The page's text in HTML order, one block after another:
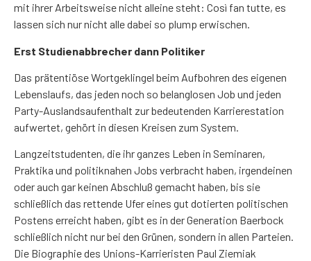
mit ihrer Arbeitsweise nicht alleine steht: Così fan tutte, es
lassen sich nur nicht alle dabei so plump erwischen.
Erst Studienabbrecher dann Politiker
Das prätentiöse Wortgeklingel beim Aufbohren des eigenen
Lebenslaufs, das jeden noch so belanglosen Job und jeden
Party-Auslandsaufenthalt zur bedeutenden Karrierestation
aufwertet, gehört in diesen Kreisen zum System.
Langzeitstudenten, die ihr ganzes Leben in Seminaren,
Praktika und politiknahen Jobs verbracht haben, irgendeinen
oder auch gar keinen Abschluß gemacht haben, bis sie
schließlich das rettende Ufer eines gut dotierten politischen
Postens erreicht haben, gibt es in der Generation Baerbock
schließlich nicht nur bei den Grünen, sondern in allen Parteien.
Die Biographie des Unions-Karrieristen Paul Ziemiak